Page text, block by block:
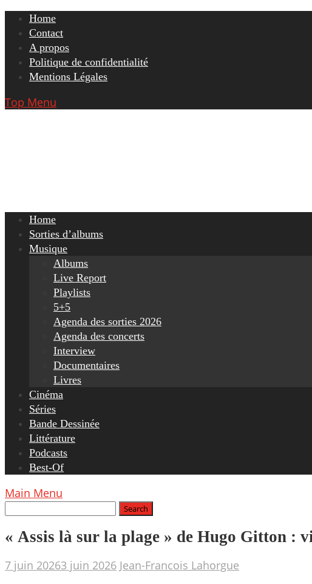
Skip
content
Home
Contact
A propos
Politique de confidentialité
Mentions Légales
Top Menu
Home
Sorties d’albums
Musique
Albums
Live Report
Playlists
5+5
Agenda des sorties 2026
Agenda des concerts
Interview
Documentaires
Livres
Cinéma
Séries
Bande Dessinée
Littérature
Podcasts
Best-Of
Main Menu
« Assis là sur la plage » de Hugo Gitton :
7 juin 20263 juin 2026 Jean-Francois Lahorgue